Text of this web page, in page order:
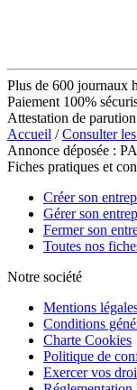
Plus de 600 journaux
Paiement 100%
Attestation de
Accueil /Consulter
Annonce déposée :
Fiches pratiques et
Créer son
Gérer son
Fermer son
Toutes nos
Notre société
Mentions
Conditions
Charte Cookies
Politique de
Exercer vos